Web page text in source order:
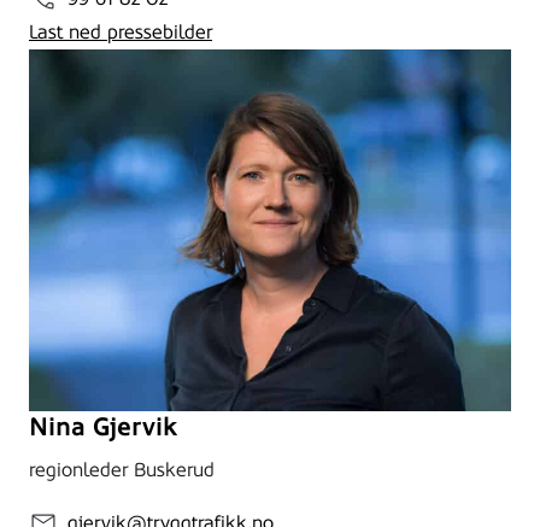
Last ned pressebilder
Nina Gjervik
regionleder Buskerud
gjervik@tryggtrafikk.no